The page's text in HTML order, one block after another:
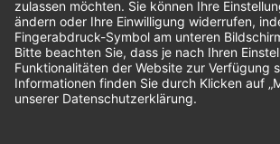
Geprüfter Shop